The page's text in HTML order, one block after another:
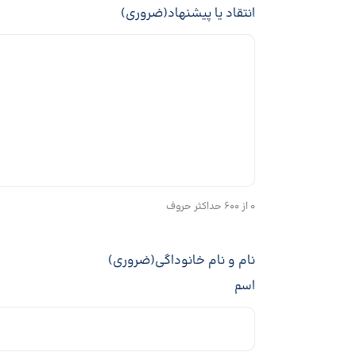
انتقاد یا پیشنهاد(ضروری)
0 از 600 حداکثر حروف
نام و نام خانوداگی(ضروری)
اسم